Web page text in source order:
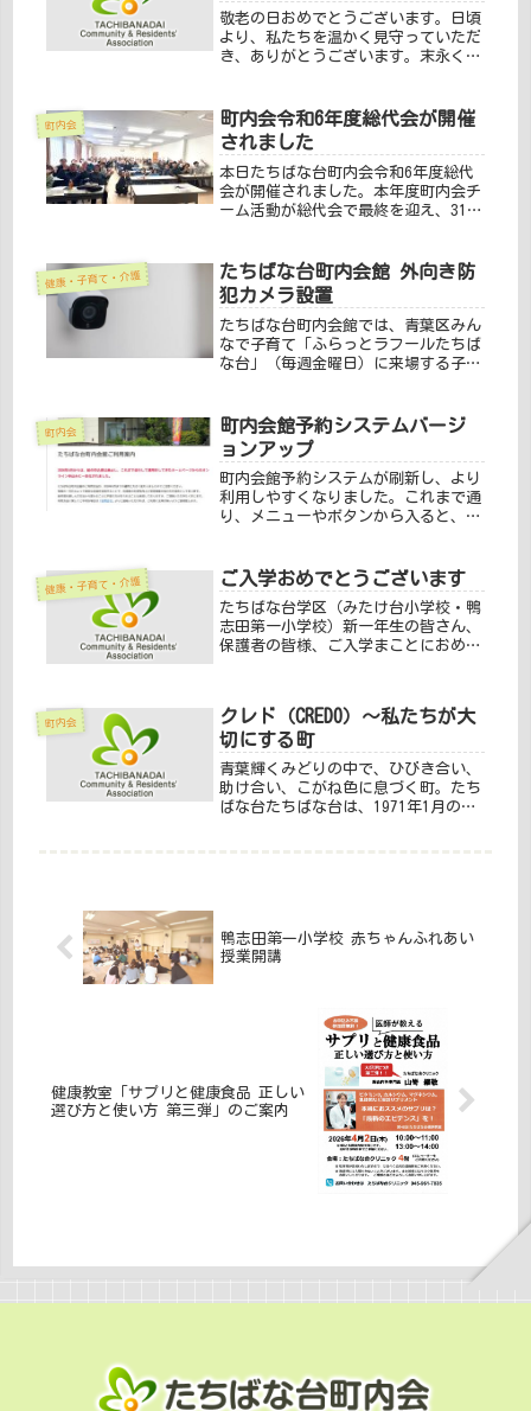
敬老の日おめでとうございます。日頃
より、私たちを温かく見守っていただ
き、ありがとうございます。末永くお
ことが出来ました。これからも、安心
安全なたちばな台のため活動してまい
り...
町内会
町内会令和6年度総代会が開催
されました
本日たちばな台町内会令和6年度総代
会が開催されました。本年度町内会チ
ーム活動が総代会で最終を迎え、31名
度もほぼ継続します。コロナ禍が明け
日常の社会生活が戻る中、地域にお
け...
健康・子育て・介護
たちばな台町内会館 外向き防
犯カメラ設置
たちばな台町内会館では、青葉区みん
なで子育て「ふらっとラフールたちば
な台」（毎週金曜日）に来場する子ど
設置しました。
町内会
町内会館予約システムバージ
ョンアップ
町内会館予約システムが刷新し、より
利用しやすくなりました。これまで通
り、メニューやボタンから入ると、新
いません。予約システムのアカウント
登録ができるようになりました。登録
す...
健康・子育て・介護 ご入学おめでとうございます
たちばな台学区（みたけ台小学校・鴨
志田第一小学校）新一年生の皆さん、
保護者の皆様、ご入学まことにおめで
町内会
クレド（CREDO）〜私たちが大
切にする町
青葉輝くみどりの中で、ひびき合い、
助け合い、こがね色に息づく町。たち
ばな台たちばな台は、1971年1月の誕
鴨志田第一小学校 赤ちゃんふれあい
授業開講
健康教室「サプリと健康食品 正しい
選び方と使い方 第三弾」のご案内